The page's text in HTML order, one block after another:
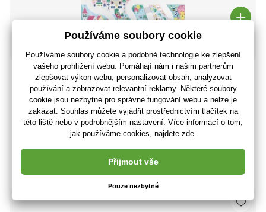
Janod Cross roads Koberec a hrací podložka na zem pro
dívky Magické království 120 x
626 Kč
517 Kč bez DPH
(U vás 10.08.)